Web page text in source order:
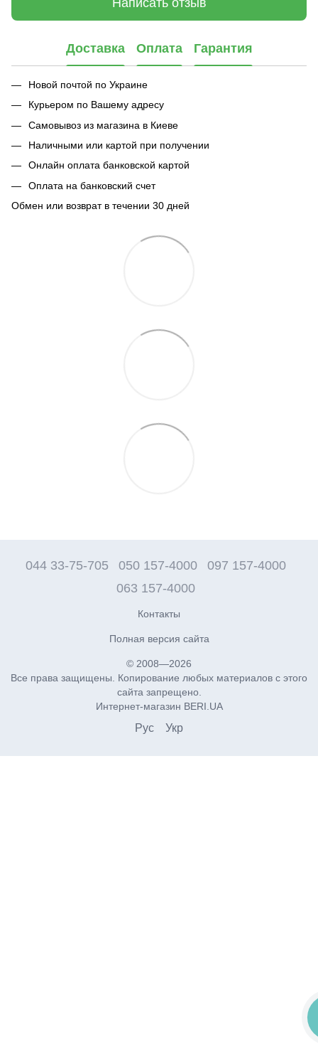
Написать отзыв
Доставка Оплата Гарантия
Новой почтой по Украине
Курьером по Вашему адресу
Самовывоз из магазина в Киеве
Наличными или картой при получении
Онлайн оплата банковской картой
Оплата на банковский счет
Обмен или возврат в течении 30 дней
044 33-75-705 050 157-4000
097 157-4000
063 157-4000
Контакты
Полная версия сайта
© 2008—2026
Все права защищены. Копирование любых материалов с этого
сайта запрещено.
Интернет-магазин BERI.UA
Рус Укр